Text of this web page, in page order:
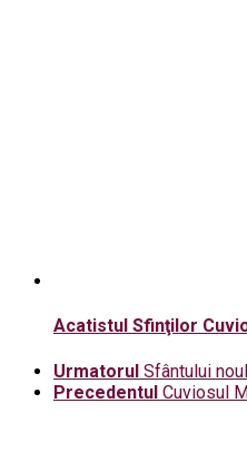
Acatistul Sfinţilor
Urmatorul Sfântului
Precedentul Cuviosul